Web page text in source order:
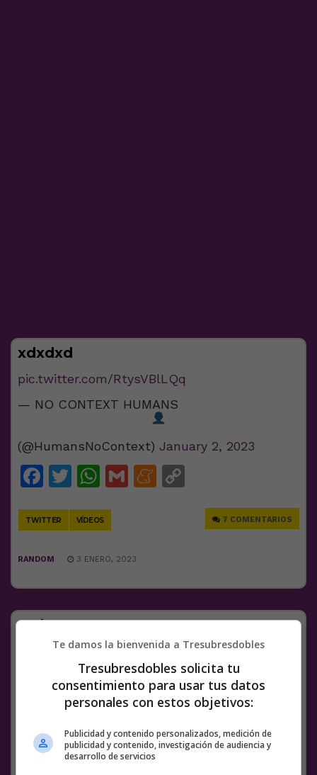
xdxdxd
pic.twitter.com/RtysVBlLQq
— NO CONTEXT HUMANS
(@HumansNoContext) January 2, 2023
Facebook
Twitter
WhatsApp
GmailMeneame
TWITTER VÍDEOS 7 COMENTARIOS
RANDOM 3 ENERO, 2023
¡Taka! y a comer
pic.twitter.com/sIoq0SiWii
— Creature Tik Toks (@CreatureTikToks)
January 2, 2023
Link
Te damos la bienvenida a Tresubresdobles
Tresubresdobles solicita tu
consentimiento para usar tus datos
personales con estos objetivos:
Publicidad y contenido personalizados, medición de
publicidad y contenido, investigación de audiencia y
desarrollo de servicios